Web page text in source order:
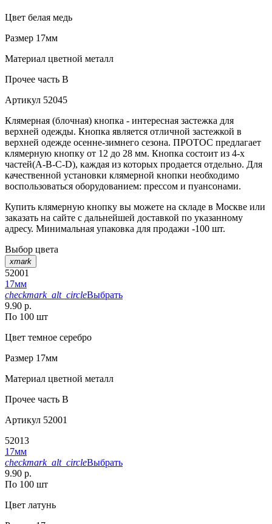
Цвет белая медь
Размер 17мм
Материал цветной металл
Прочее часть B
Артикул 52045
Клямерная (блочная) кнопка - интересная застежка для
верхней одежды. Кнопка является отличной застежкой в
верхней одежде осенне-зимнего сезона. ПРОТОС предлагает
клямерную кнопку от 12 до 28 мм. Кнопка состоит из 4-х
частей(А-В-С-D), каждая из которых продается отдельно. Для
качественной установки клямерной кнопки необходимо
воспользоваться оборудованием: прессом и пуансонами.
Купить клямерную кнопку вы можете на складе в Москве или
заказать на сайте с дальнейшей доставкой по указанному
адресу. Минимальная упаковка для продажи -100 шт.
Выбор цвета
xmark
52001
17мм
checkmark_alt_circleВыбрать
9.90 р.
По 100 шт
Цвет темное серебро
Размер 17мм
Материал цветной металл
Прочее часть В
Артикул 52001
52013
17мм
checkmark_alt_circleВыбрать
9.90 р.
По 100 шт
Цвет латунь